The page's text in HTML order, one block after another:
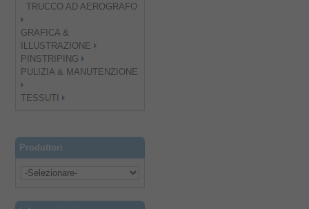
TRUCCO AD AEROGRAFO
GRAFICA &
ILLUSTRAZIONE
PINSTRIPING
PULIZIA & MANUTENZIONE
TESSUTI
Produttori